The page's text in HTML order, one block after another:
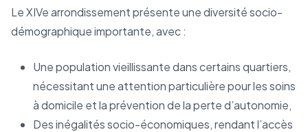
Le XIVe arrondissement présente une diversité socio-
démographique importante, avec :
Une population vieillissante dans certains quartiers,
nécessitant une attention particulière pour les soins
à domicile et la prévention de la perte d’autonomie,
Des inégalités socio-économiques, rendant l’accès